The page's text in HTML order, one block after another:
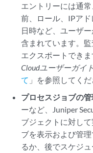
エントリーには通
前、ロール、IPア
日時など、ユーザ
含まれています。
エクスポートでき
Cloudユーザーガイ
て 」を参照してく
プロセスジョブの管
ーなど、 Juniper
ブジェクトに対し
ブを表示および管
るか、後でスケジ